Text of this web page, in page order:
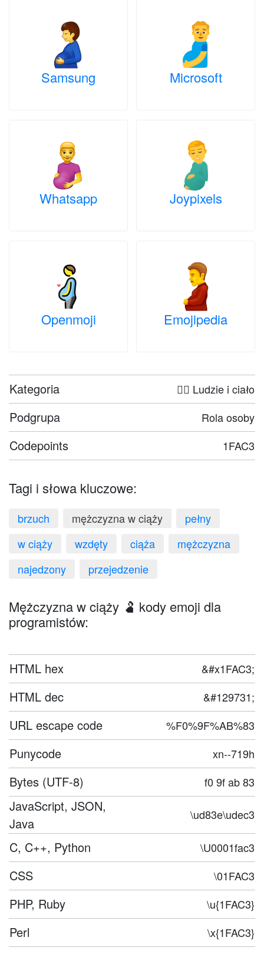
Samsung Microsoft
Whatsapp Joypixels
Openmoji Emojipedia
Kategoria 🤦‍♀️ Ludzie i ciało
Podgrupa Rola osoby
Codepoints 1FAC3
Tagi i słowa kluczowe:
brzuch mężczyzna w ciąży
pełny
w ciąży
wzdęty ciąża
mężczyzna
najedzony
przejedzenie
Mężczyzna w ciąży 🫃 kody emoji dla
programistów:
HTML hex &#x1FAC3;
HTML dec &#129731;
URL escape code %F0%9F%AB%83
Punycode xn--719h
Bytes (UTF-8) f0 9f ab 83
JavaScript, JSON,
Java
\ud83e\udec3
C, C++, Python \U0001fac3
CSS \01FAC3
PHP, Ruby \u{1FAC3}
Perl \x{1FAC3}